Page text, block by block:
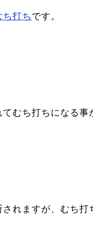
ち打ち です。
むち打ちになる事
れますが、むち打